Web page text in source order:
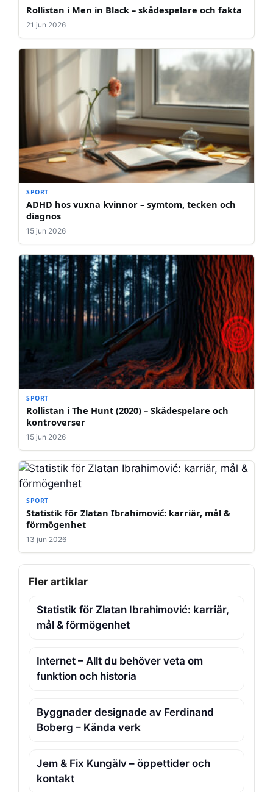
Rollistan i Men in Black – skådespelare och fakta
21 jun 2026
SPORT
ADHD hos vuxna kvinnor – symtom, tecken och
diagnos
15 jun 2026
SPORT
Rollistan i The Hunt (2020) – Skådespelare och
kontroverser
15 jun 2026
SPORT
Statistik för Zlatan Ibrahimović: karriär, mål &
förmögenhet
13 jun 2026
Fler artiklar
Statistik för Zlatan Ibrahimović: karriär,
mål & förmögenhet
Internet – Allt du behöver veta om
funktion och historia
Byggnader designade av Ferdinand
Boberg – Kända verk
Jem & Fix Kungälv – öppettider och
kontakt